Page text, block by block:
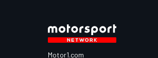
Motor1.com